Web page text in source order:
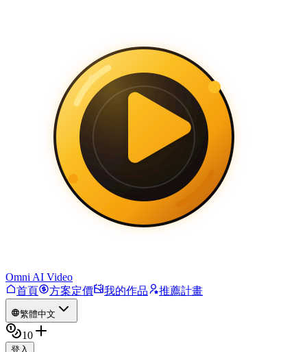
Omni AI Video
首頁
方案定價 我的作品 推薦計畫
繁體中文
10
登入